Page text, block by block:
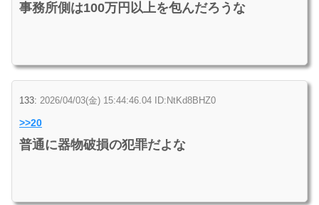
事務所側は100万円以上を包んだろうな
133: 2026/04/03(金) 15:44:46.04 ID:NtKd8BHZ0
>>20
普通に器物破損の犯罪だよな